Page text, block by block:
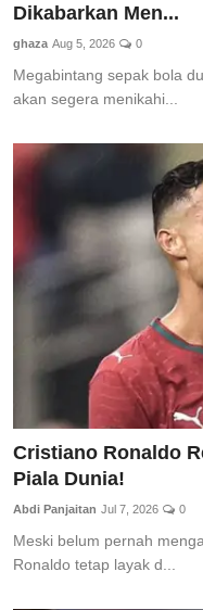
Dikabarkan Men...
ghaza Aug 5, 2026 0
Megabintang sepak bola
akan segera menikahi...
Cristiano Ronaldo
Piala Dunia!
Abdi Panjaitan Jul 7, 2026 0
Meski belum pernah
Ronaldo tetap layak d...